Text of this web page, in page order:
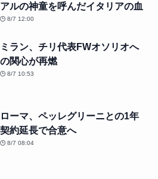
アルの神童を呼んだイタリアの血
8/7 12:00
ミラン、チリ代表FWオソリオへ
の関心が再燃
8/7 10:53
ローマ、ペッレグリーニとの1年
契約延長で合意へ
8/7 08:04